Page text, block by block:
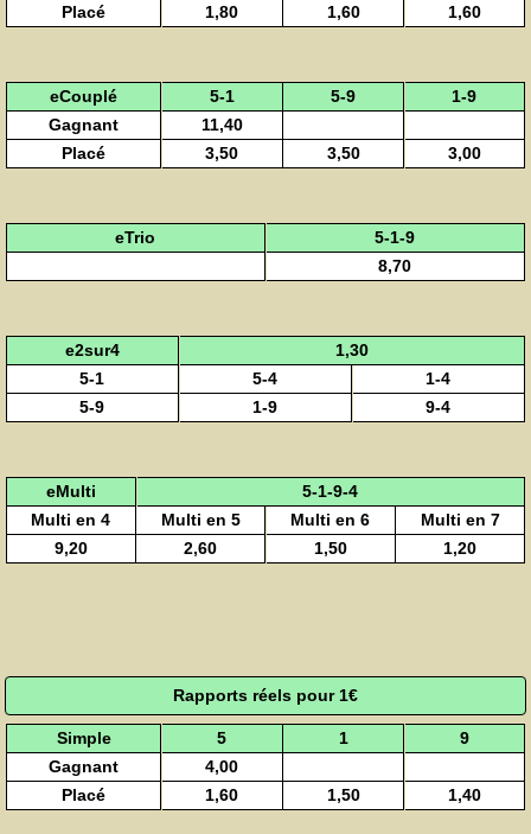
Placé
1,80 1,60 1,60
eCouplé 5-1 5-9
1-9
Gagnant
11,40
Placé
3,50 3,50 3,00
eTrio
5-1-9
8,70
e2sur4
1,30
5-1
5-4
1-4
5-9
1-9 9-4
eMulti
5-1-9-4
Multi en 4
Multi en 5 Multi en 6
Multi en 7
9,20
2,60 1,50 1,20
Rapports réels pour 1€
Simple 5 1
9
Gagnant
4,00
Placé
1,60 1,50 1,40